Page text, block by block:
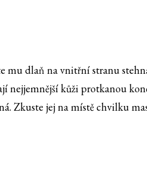
mu dlaň na vnitřní stranu
nejjemnější kůži protkanou
Zkuste jej na místě chvilku